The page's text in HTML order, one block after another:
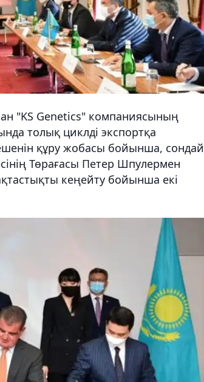
"KS Genetics" компаниясының
толық циклді экспортқа
құру жобасы бойынша,
Төрағасы Петер Шпулермен
кеңейту бойынша екі